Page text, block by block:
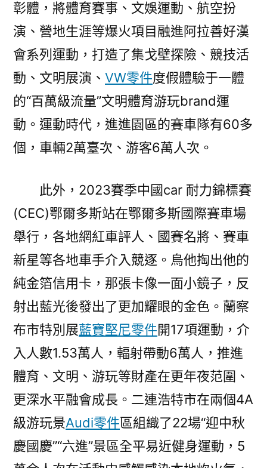
彰體，將體育賽事、文娛運動、航空扮
演、營地生涯等爆火項目融進阿拉善好漢
會系列運動，打造了集戈壁探險、競技活
動、文明展演、 VW零件度假體驗于一體
的“百萬級流量”文明體育游玩brand運
動。運動時代，進進園區的賽車隊有60多
個，車輛2萬臺次、游客6萬人次。
此外，2023賽季中國car 耐力錦標賽
(CEC)鄂爾多斯站在鄂爾多斯國際賽車場
舉行，各地網紅車評人、國賽名將、賽車
新星等各地車手介入競逐。烏他掏出他的
純金箔信用卡，那張卡像一面小鏡子，反
射出藍光後發出了更加耀眼的金色。蘭察
布市特別展藍寶堅尼零件開17項運動，介
入人數1.53萬人，輻射帶動6萬人，推進
體育、文明、游玩等財產在更年夜范圍、
更深水平融會成長。二連浩特市在兩個4A
級游玩景Audi零件區組織了22場“迎中秋
慶國慶”“六進”景區全平易近健身運動，5